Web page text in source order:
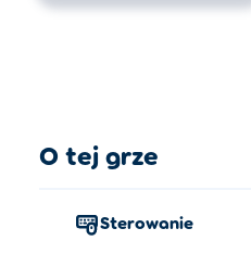
Tutaj możesz grać w Duck
O tej grze
Sterowanie